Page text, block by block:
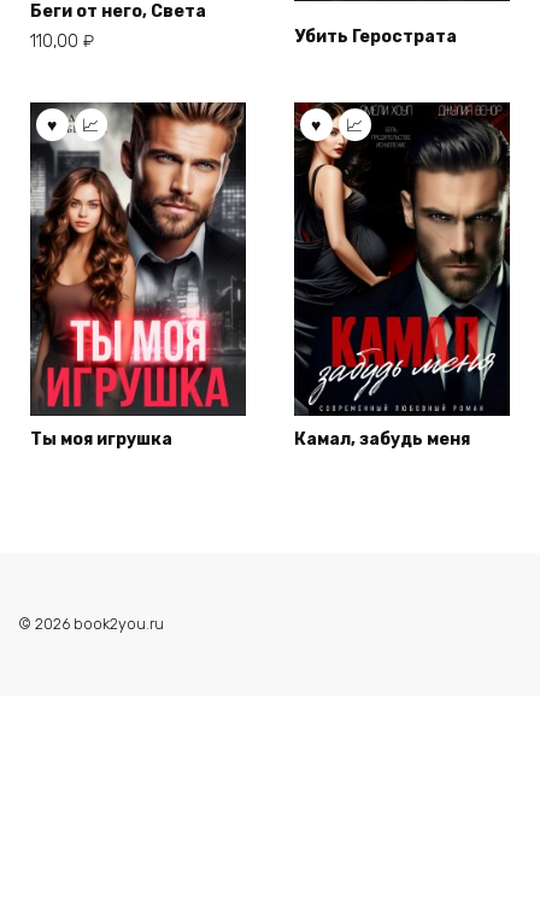
Беги от него, Света
110,00 ₽ Убить Герострата
Ты моя игрушка Камал, забудь меня
© 2026 book2you.ru